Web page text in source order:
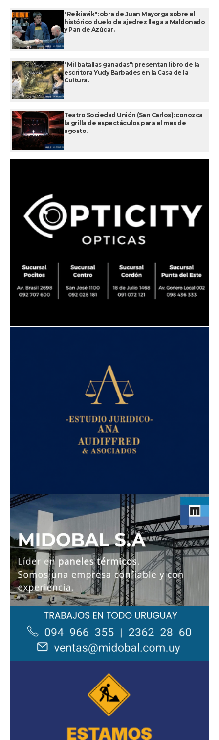
"Reikiavik": obra de Juan Mayorga sobre el
histórico duelo de ajedrez llega a Maldonado
y Pan de Azúcar.
"Mil batallas ganadas": presentan libro de la
escritora Yudy Barbades en la Casa de la
Cultura.
Teatro Sociedad Unión (San Carlos): conozca
la grilla de espectáculos para el mes de
agosto.